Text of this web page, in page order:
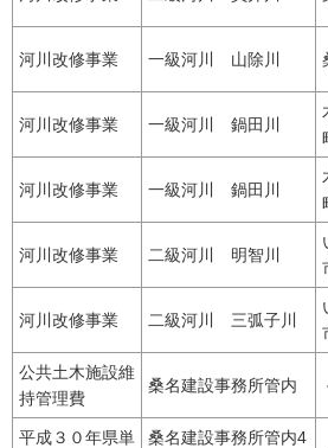
河川改修事業 一級河川 山除川
河川改修事業 一級河川 鍋田川
河川改修事業 一級河川 鍋田川
河川改修事業 二級河川 明智川
河川改修事業 二級河川 三弧子川
公共土木施設維
持管理費
桑名建設事務所管内
平成３０年県単
桑名建設事務所管内4